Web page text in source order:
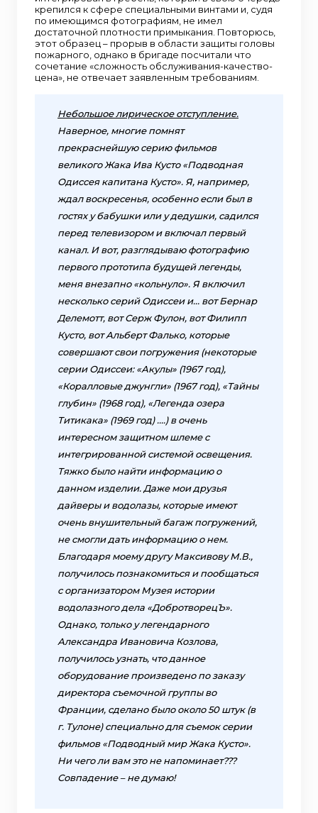
крепился к сфере специальными винтами и, судя
по имеющимся фотографиям, не имел
достаточной плотности примыкания. Повторюсь,
этот образец – прорыв в области защиты головы
пожарного, однако в бригаде посчитали что
сочетание «сложность обслуживания-качество-
цена», не отвечает заявленным требованиям.
Небольшое лирическое отступление.
Наверное, многие помнят
прекраснейшую серию фильмов
великого Жака Ива Кусто «Подводная
Одиссея капитана Кусто». Я, например,
ждал воскресенья, особенно если был в
гостях у бабушки или у дедушки, садился
перед телевизором и включал первый
канал. И вот, разглядываю фотографию
первого прототипа будущей легенды,
меня внезапно «кольнуло». Я включил
несколько серий Одиссеи и… вот Бернар
Делемотт, вот Серж Фулон, вот Филипп
Кусто, вот Альберт Фалько, которые
совершают свои погружения (некоторые
серии Одиссеи: «Акулы» (1967 год),
«Коралловые джунгли» (1967 год), «Тайны
глубин» (1968 год), «Легенда озера
Титикака» (1969 год) ….) в очень
интересном защитном шлеме с
интегрированной системой освещения.
Тяжко было найти информацию о
данном изделии. Даже мои друзья
дайверы и водолазы, которые имеют
очень внушительный багаж погружений,
не смогли дать информацию о нем.
Благодаря моему другу Максивову М.В.,
получилось познакомиться и пообщаться
с организатором Музея истории
водолазного дела «ДобротворецЪ».
Однако, только у легендарного
Александра Ивановича Козлова,
получилось узнать, что данное
оборудование произведено по заказу
директора съемочной группы во
Франции, сделано было около 50 штук (в
г. Тулоне) специально для съемок серии
фильмов «Подводный мир Жака Кусто».
Ни чего ли вам это не напоминает???
Совпадение – не думаю!